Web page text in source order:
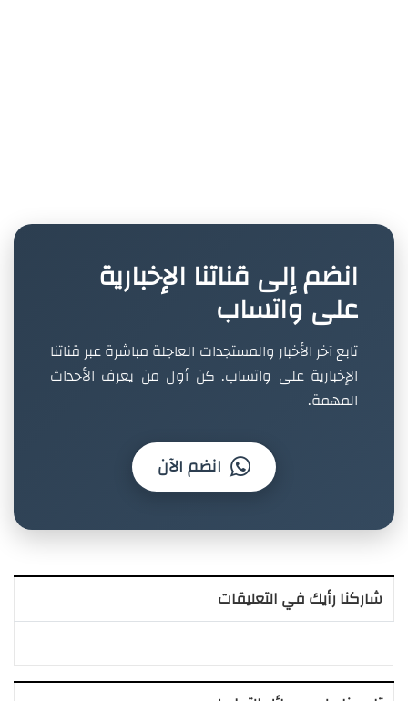
انضم إلى قناتنا الإخبارية
على واتساب
تابع آخر الأخبار والمستجدات العاجلة مباشرة عبر قناتنا
الإخبارية على واتساب. كن أول من يعرف الأحداث
المهمة.
انضم الآن
شاركنا رأيك في التعليقات